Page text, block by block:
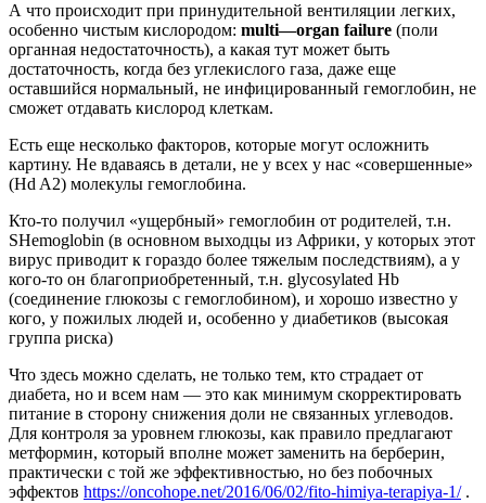
А что происходит при принудительной вентиляции легких,
особенно чистым кислородом: multi—organ failure (поли
органная недостаточность), а какая тут может быть
достаточность, когда без углекислого газа, даже еще
оставшийся нормальный, не инфицированный гемоглобин, не
сможет отдавать кислород клеткам.
Есть еще несколько факторов, которые могут осложнить
картину. Не вдаваясь в детали, не у всех у нас «совершенные»
(Hd A2) молекулы гемоглобина.
Кто-то получил «ущербный» гемоглобин от родителей, т.н.
SHemoglobin (в основном выходцы из Африки, у которых этот
вирус приводит к гораздо более тяжелым последствиям), а у
кого-то он благоприобретенный, т.н. glycosylated Hb
(соединение глюкозы с гемоглобином), и хорошо известно у
кого, у пожилых людей и, особенно у диабетиков (высокая
группа риска)
Что здесь можно сделать, не только тем, кто страдает от
диабета, но и всем нам — это как минимум скорректировать
питание в сторону снижения доли не связанных углеводов.
Для контроля за уровнем глюкозы, как правило предлагают
метформин, который вполне может заменить на берберин,
практически с той же эффективностью, но без побочных
эффектов https://oncohope.net/2016/06/02/fito-himiya-terapiya-1/.